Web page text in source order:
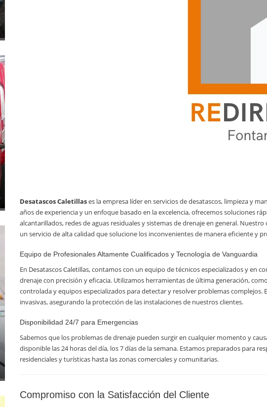
Desatascos Caletillases la empresa líder en servicios de desatascos, limpieza y
años de experiencia y un enfoque basado en la excelencia, ofrecemos soluciones
alcantarillados, redes de aguas residuales y sistemas de drenaje en general.
un servicio de alta calidad que solucione los inconvenientes de manera eficiente y
Equipo de Profesionales Altamente Cualificados y Tecnología de Vanguardia
En Desatascos Caletillas, contamos con un equipo de técnicos especializados y
drenaje con precisión y eficacia. Utilizamos herramientas de última generación,
controlada y equipos especializados para detectar y resolver problemas
invasivas, asegurando la protección de las instalaciones de nuestros clientes.
Disponibilidad 24/7 para Emergencias
Sabemos que los problemas de drenaje pueden surgir en cualquier momento y
disponible las 24 horas del día, los 7 días de la semana. Estamos preparados para
residenciales y turísticas hasta las zonas comerciales y comunitarias.
Compromiso con la Satisfacción del Cliente